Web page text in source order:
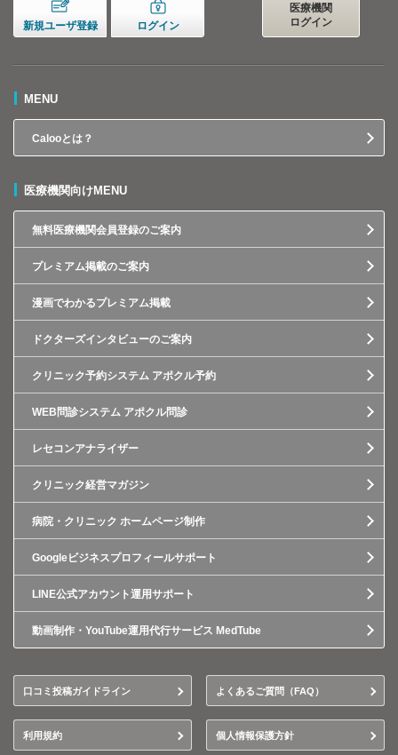
新規ユーザ登録 ログイン
医療機関
ログイン
MENU
Calooとは？
医療機関向けMENU
無料医療機関会員登録のご案内
プレミアム掲載のご案内
漫画でわかるプレミアム掲載
ドクターズインタビューのご案内
クリニック予約システム アポクル予約
WEB問診システム アポクル問診
レセコンアナライザー
クリニック経営マガジン
病院・クリニック ホームページ制作
Googleビジネスプロフィールサポート
LINE公式アカウント運用サポート
動画制作・YouTube運用代行サービス MedTube
口コミ投稿ガイドライン よくあるご質問（FAQ）
利用規約 個人情報保護方針